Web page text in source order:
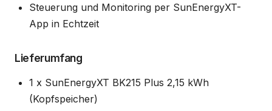
Steuerung und Monitoring per SunEnergyXT-
App in Echtzeit
Lieferumfang
1 x SunEnergyXT BK215 Plus 2,15 kWh
(Kopfspeicher)